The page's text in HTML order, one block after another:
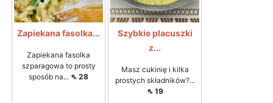
Zapiekana fasolka...
Zapiekana fasolka
szparagowa to prosty
sposób na... ⇖ 28
Szybkie placuszki
z...
Masz cukinię i kilka
prostych składników?...
⇖ 19